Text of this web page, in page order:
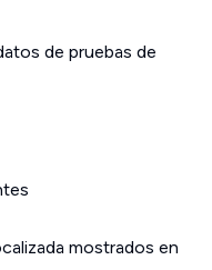
de pruebas de
mostrados en